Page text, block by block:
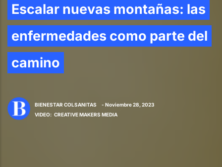
Escalar nuevas montañas: las
enfermedades como parte del
camino
BIENESTAR COLSANITAS
- Noviembre 28, 2023
VIDEO: CREATIVE MAKERS MEDIA